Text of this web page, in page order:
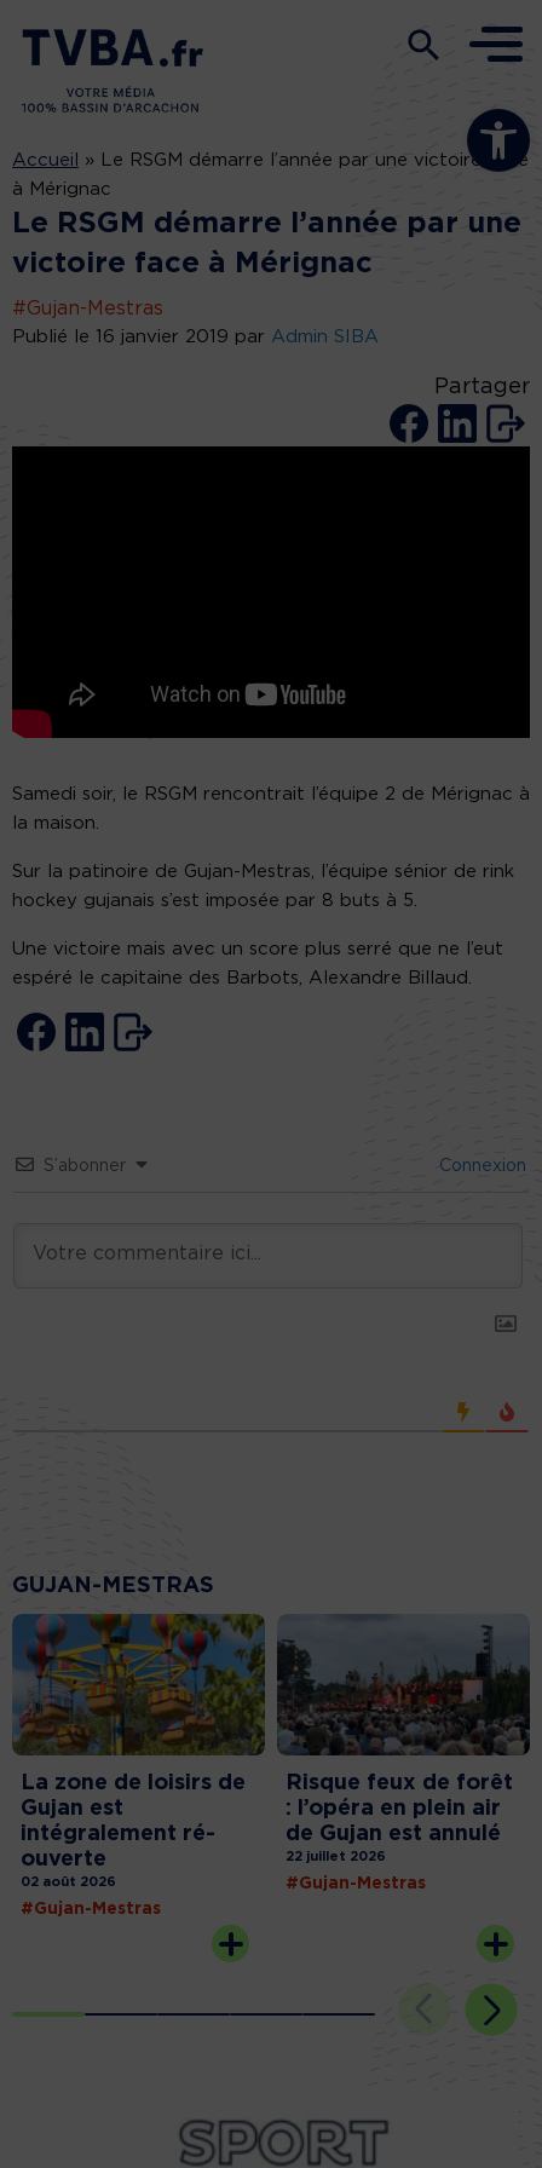
Ouvrir la
Accueil »
Le RSGM démarre l’année par une victoire face
à Mérignac
Le RSGM démarre l’année par une
victoire face à Mérignac
#Gujan-Mestras
Publié le 16 janvier 2019 par Admin SIBA
Partager
Samedi soir, le RSGM rencontrait l’équipe 2 de Mérignac à
la maison.
Sur la patinoire de Gujan-Mestras, l’équipe sénior de rink
hockey gujanais s’est imposée par 8 buts à 5.
Une victoire mais avec un score plus serré que ne l’eut
espéré le capitaine des Barbots, Alexandre Billaud.
S’abonner Connexion
GUJAN-MESTRAS
La zone de loisirs de
Gujan est
intégralement ré-
ouverte
02 août 2026
#Gujan-Mestras
Risque feux de forêt
: l’opéra en plein air
de Gujan est annulé
22 juillet 2026
#Gujan-Mestras